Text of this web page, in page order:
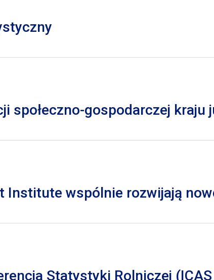
społeczno-gospodarczej kraju
Institute wspólnie rozwijają
Statystyki Rolniczej